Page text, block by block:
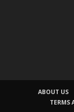
ABOUT US
TERMS